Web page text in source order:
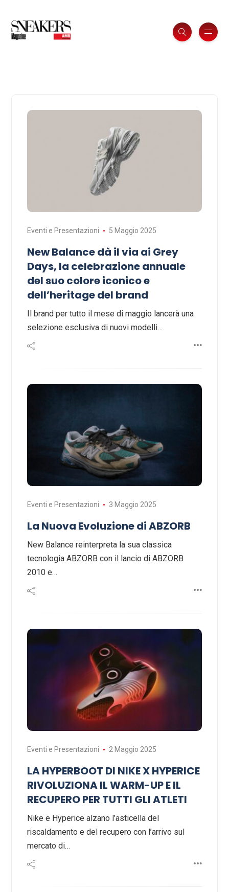
Eventi e Presentazioni 5 Maggio 2025
New Balance dà il via ai Grey
Days, la celebrazione annuale
del suo colore iconico e
dell’heritage del brand
Il brand per tutto il mese di maggio lancerà una
selezione esclusiva di nuovi modelli…
Eventi e Presentazioni 3 Maggio 2025
La Nuova Evoluzione di ABZORB
New Balance reinterpreta la sua classica
tecnologia ABZORB con il lancio di ABZORB
2010 e…
Eventi e Presentazioni 2 Maggio 2025
LA HYPERBOOT DI NIKE X HYPERICE
RIVOLUZIONA IL WARM-UP E IL
RECUPERO PER TUTTI GLI ATLETI
Nike e Hyperice alzano l’asticella del
riscaldamento e del recupero con l’arrivo sul
mercato di…